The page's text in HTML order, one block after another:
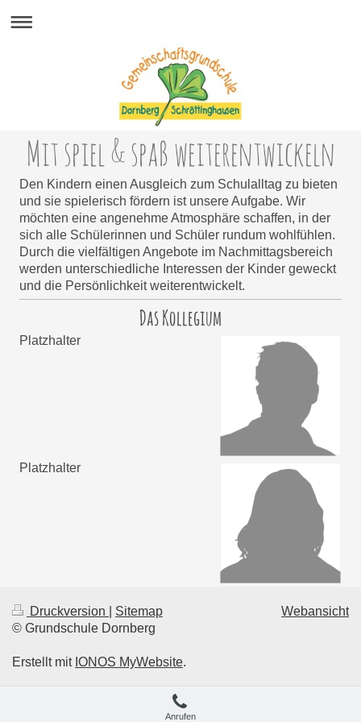
Mit spiel & spaß weiterentwickeln
Den Kindern einen Ausgleich zum Schulalltag zu bieten
und sie spielerisch fördern ist unsere Aufgabe. Wir
möchten eine angenehme Atmosphäre schaffen, in der
sich alle Schülerinnen und Schüler rundum wohlfühlen.
Durch die vielfältigen Angebote im Nachmittagsbereich
werden unterschiedliche Interessen der Kinder geweckt
und die Persönlichkeit weiterentwickelt.
Das Kollegium
Platzhalter
Platzhalter
Druckversion
Sitemap
© Grundschule Dornberg
Erstellt mit IONOS MyWebsite.
Webansicht
Anrufen